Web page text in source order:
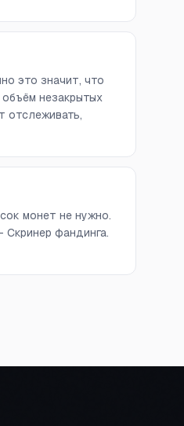
это значит, что
незакрытых
отслеживать,
монет не нужно.
фандинга.